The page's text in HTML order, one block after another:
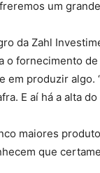
um
da Zahl
o fornecimento
produzir algo.
E aí há a alta
maiores
que